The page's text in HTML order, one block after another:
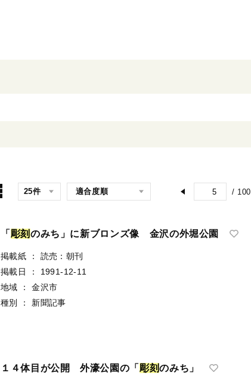
/ 100
「 彫刻 のみち」に新ブロンズ像 金沢の外堀公園
掲載紙 ：
読売：朝刊
掲載日
：
1991-12-11
地域
：
金沢市
種別
： 新聞記事
１４体目が公開 外濠公園の「 彫刻のみち」